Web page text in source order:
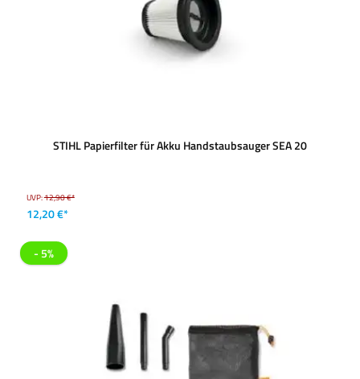
STIHL Papierfilter für Akku Handstaubsauger SEA 20
UVP:12,90 €*
12,20 €*
- 5%